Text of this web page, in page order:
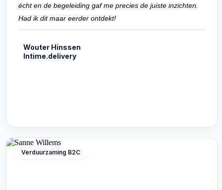
écht en de begeleiding gaf me precies de juiste inzichten.
Had ik dit maar eerder ontdekt!
Wouter Hinssen
Intime.delivery
Verduurzaming B2C